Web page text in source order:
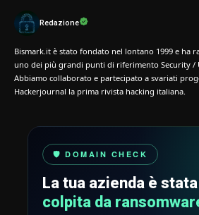
Redazione
Bismark.it è stato fondato nel lontano 1999 e ha
uno dei più grandi punti di riferimento Security /
Abbiamo collaborato e partecipato a svariati
Hackerjournal la prima rivista hacking italiana.
🛡️ DOMAIN CHECK
La tua azienda è stata
colpita da